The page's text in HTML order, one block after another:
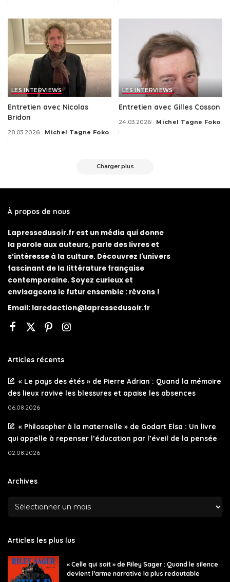
LES INTERVIEWS
Entretien avec Nicolas
Bridon
28.03.2026
Posted
Michel Tagne Foko
LES INTERVIEWS
Entretien avec Gilles Cosson
24.03.2026
Posted
Michel Tagne Foko
Charger plus
À propos de nous
Lapressedusoir.fr est un média qui donne
la parole aux auteurs, parle des livres et
s’intéresse à la culture. Découvrez l'univers
fascinant de la littérature française
contemporaine. Soyez curieux et
envisageons le futur ensemble : rêvons !
Email: laredaction@lapressedusoir.fr
Articles récents
« Le pays des étés » de Pierre Adrian : Quand la mémoire
des lieux ravive les blessures et apaise les absences
06.08.2026
« Philosopher à la maternelle » de Godart Elsa : Un livre
qui appelle à repenser l’éducation par l’éveil de la pensée
02.08.2026
Archives
Articles les plus lus
« Celle qui sait » de Riley Sager : Quand le silence
devient l’arme narrative la plus redoutable